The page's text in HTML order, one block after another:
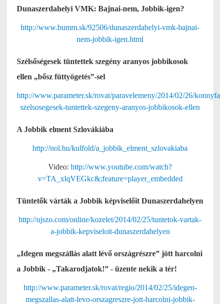
Dunaszerdahelyi VMK: Bajnai-nem, Jobbik-igen?
http://www.bumm.sk/92506/dunaszerdahelyi-vmk-bajnai-
nem-jobbik-igen.html
Szélsőségesek tüntettek szegény aranyos jobbikosok
ellen „bősz füttyögetés”-sel
http://www.parameter.sk/rovat/paravelemeny/2014/02/26/
szelsosegesek-tuntettek-szegeny-aranyos-jobbikosok-ellen
A Jobbik elment Szlovákiába
http://nol.hu/kulfold/a_jobbik_elment_szlovakiaba
Video: http://www.youtube.com/watch?
v=TA_xlqVEGkc&;feature=player_embedded
Tüntetők várták a Jobbik képviselőit Dunaszerdahelyen
http://ujszo.com/online/kozelet/2014/02/25/tuntetok-vartak-
a-jobbik-kepviseloit-dunaszerdahelyen
„Idegen megszállás alatt lévő országrészre” jött harcolni
a Jobbik - „Takarodjatok!” - üzente nekik a tér!
http://www.parameter.sk/rovat/regio/2014/02/25/idegen-
megszallas-alatt-levo-orszagreszre-jott-harcolni-jobbik-